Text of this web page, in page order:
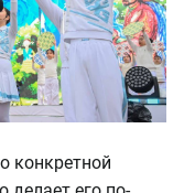
конкретной